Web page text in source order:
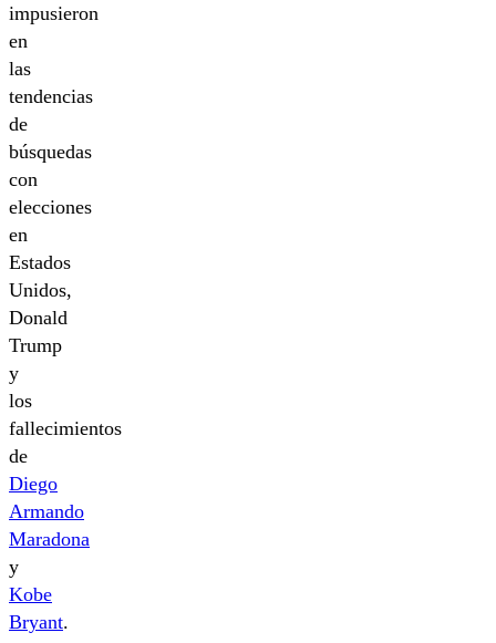
impusieron
en
las
tendencias
de
búsquedas
con
elecciones
en
Estados
Unidos,
Donald
Trump
y
los
fallecimientos
de
Diego
Armando
Maradona
y
Kobe
Bryant.